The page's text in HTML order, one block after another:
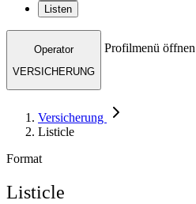
Listen
Operator
VERSICHERUNG
Profilmenü öffnen
Versicherung
Listicle
Format
Listicle